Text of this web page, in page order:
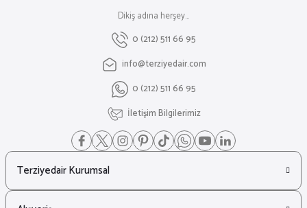
Dikiş adına herşey...
0 (212) 511 66 95
info@terziyedair.com
0 (212) 511 66 95
İletişim Bilgilerimiz
Terziyedair Kurumsal